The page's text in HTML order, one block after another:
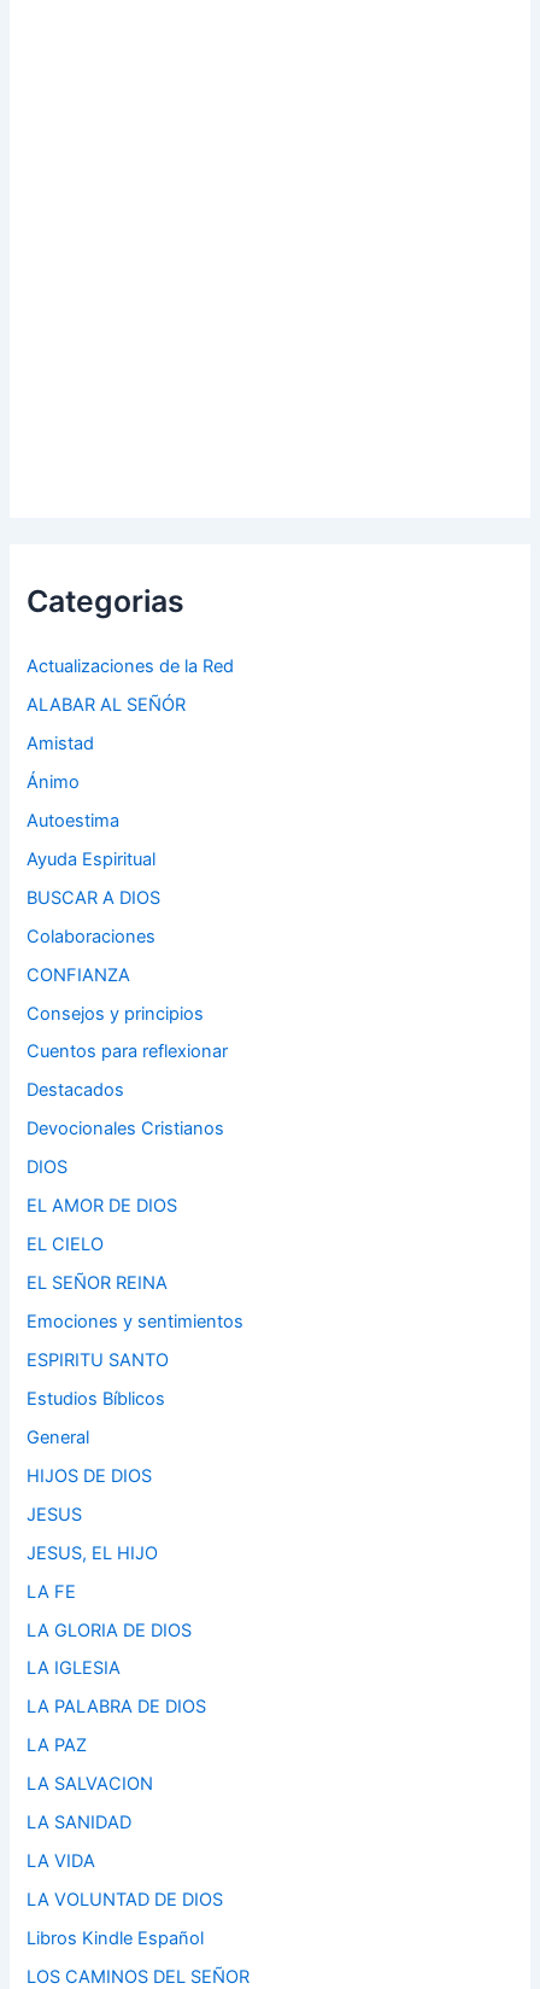
Categorias
Actualizaciones de la Red
ALABAR AL SEÑÓR
Amistad
Ánimo
Autoestima
Ayuda Espiritual
BUSCAR A DIOS
Colaboraciones
CONFIANZA
Consejos y principios
Cuentos para reflexionar
Destacados
Devocionales Cristianos
DIOS
EL AMOR DE DIOS
EL CIELO
EL SEÑOR REINA
Emociones y sentimientos
ESPIRITU SANTO
Estudios Bíblicos
General
HIJOS DE DIOS
JESUS
JESUS, EL HIJO
LA FE
LA GLORIA DE DIOS
LA IGLESIA
LA PALABRA DE DIOS
LA PAZ
LA SALVACION
LA SANIDAD
LA VIDA
LA VOLUNTAD DE DIOS
Libros Kindle Español
LOS CAMINOS DEL SEÑOR